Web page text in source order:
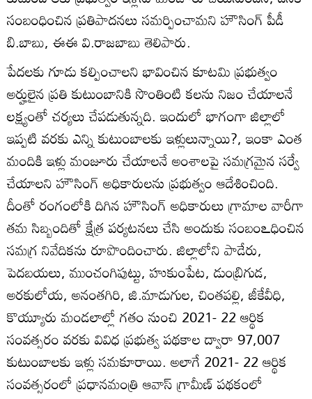
సంబంధించిన ప్రతిపాదనలు సమర్పించామని హౌసింగ్‌ పీడీ
బి.బాబు, ఈఈ వి.రాజబాబు తెలిపారు.
పేదలకు గూడు కల్పించాలని భావించిన కూటమి ప్రభుత్వం
అర్హులైన ప్రతి కుటుంబానికి సొంతింటి కలను నిజం చేయాలనే
లక్ష్యంతో చర్యలు చేపడుతున్నది. ఇందులో భాగంగా జిల్లాలో
ఇప్పటి వరకు ఎన్ని కుటుంబాలకు ఇళ్లులున్నాయి?, ఇంకా ఎంత
మందికి ఇళ్లు మంజూరు చేయాలనే అంశాలపై సమగ్రమైన సర్వే
చేయాలని హౌసింగ్‌ అధికారులను ప్రభుత్వం ఆదేశించింది.
దీంతో రంగంలోకి దిగిన హౌసింగ్‌ అధికారులు గ్రామాల వారీగా
తమ సిబ్బందితో క్షేత్ర పర్యటనలు చేసి అందుకు సంబంఽధించిన
సమగ్ర నివేదికను రూపొందించారు. జిల్లాలోని పాడేరు,
పెదబయలు, ముంచంగిపుట్టు, హుకుంపేట, డుంబ్రిగుడ,
అరకులోయ, అనంతగిరి, జి.మాడుగుల, చింతపల్లి, జీకేవీధి,
కొయ్యూరు మండలాల్లో గతం నుంచి 2021- 22 ఆర్థిక
సంవత్సరం వరకు వివిధ ప్రభుత్వ పథకాల ద్వారా 97,007
కుటుంబాలకు ఇళ్లు సమకూరాయి. అలాగే 2021- 22 ఆర్థిక
సంవత్సరంలో ప్రధానమంత్రి ఆవాస్‌ గ్రామీణ్‌ పథకంలో